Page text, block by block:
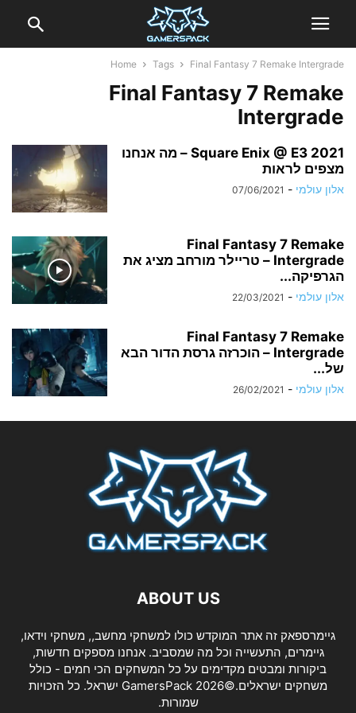
Home Tags Final Fantasy 7 Remake Intergrade
Final Fantasy 7 Remake
Intergrade
Square Enix @ E3 2021 – מה אנחנו
מצפים לראות
אלון עולמי -
07/06/2021
Final Fantasy 7 Remake
Intergrade – טריילר מורחב מציג את
הגרפיקה...
אלון עולמי -
22/03/2021
Final Fantasy 7 Remake
Intergrade – הוכרזה גרסת הדור הבא
של...
אלון עולמי -
26/02/2021
ABOUT US
גיימרספאק זה אתר המוקדש כולו למשחקי מחשב,, משחקי וידאו,
גיימרים, התעשייה וכל מה שמסביב. אנחנו מספקים חדשות,
ביקורות ומבטים מקדימים על כל המשחקים הכי חמים - כולל
משחקים ישראלים.©2026 GamersPack ישראל. כל הזכויות
שמורות.